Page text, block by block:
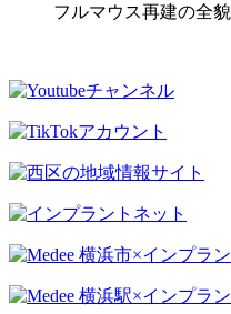
フルマウス再建の全貌